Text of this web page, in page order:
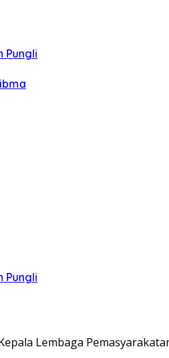
Pungli
Pungli
Lembaga